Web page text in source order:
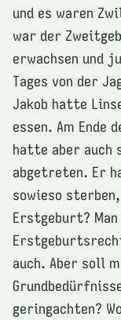
und es waren
war der
erwachsen und
Tages von der
Jakob hatte
essen. Am Ende
hatte aber auch
abgetreten. Er
sowieso
Erstgeburt?
auch. Aber soll
geringachten?